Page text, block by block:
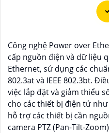
Camera ống kính zoom
lựa chọn lý tưởng cho việc
motorized, bạn có thể điều
một cách linh hoạt và dễ
vị trí xa gần một cách chính
từ camera này sắc nét và
nhận diện và phân biệt
Công nghệ Power over
cấp nguồn điện và dữ liệu
Ethernet, sử dụng các
802.3at và IEEE 802.3bt.
việc lắp đặt và giảm thiểu
cho các thiết bị điện tử
hỗ trợ các thiết bị cần
camera PTZ (Pan-Tilt-Zoom)